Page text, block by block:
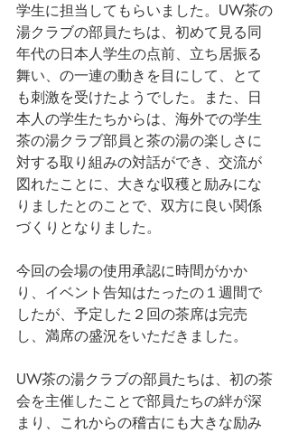
学生に担当してもらいました。UW茶の
湯クラブの部員たちは、初めて見る同
年代の日本人学生の点前、立ち居振る
舞い、の一連の動きを目にして、とて
も刺激を受けたようでした。また、日
本人の学生たちからは、海外での学生
茶の湯クラブ部員と茶の湯の楽しさに
対する取り組みの対話ができ、交流が
図れたことに、大きな収穫と励みにな
りましたとのことで、双方に良い関係
づくりとなりました。
今回の会場の使用承認に時間がかか
り、イベント告知はたったの１週間で
したが、予定した２回の茶席は完売
し、満席の盛況をいただきました。
UW茶の湯クラブの部員たちは、初の茶
会を主催したことで部員たちの絆が深
まり、これからの稽古にも大きな励み